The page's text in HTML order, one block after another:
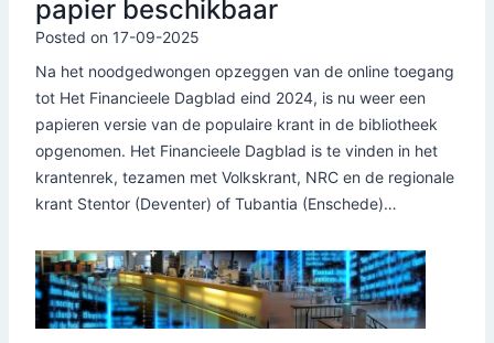
papier beschikbaar
Posted on 17-09-2025
Na het noodgedwongen opzeggen van de online toegang
tot Het Financieele Dagblad eind 2024, is nu weer een
papieren versie van de populaire krant in de bibliotheek
opgenomen. Het Financieele Dagblad is te vinden in het
krantenrek, tezamen met Volkskrant, NRC en de regionale
krant Stentor (Deventer) of Tubantia (Enschede)…